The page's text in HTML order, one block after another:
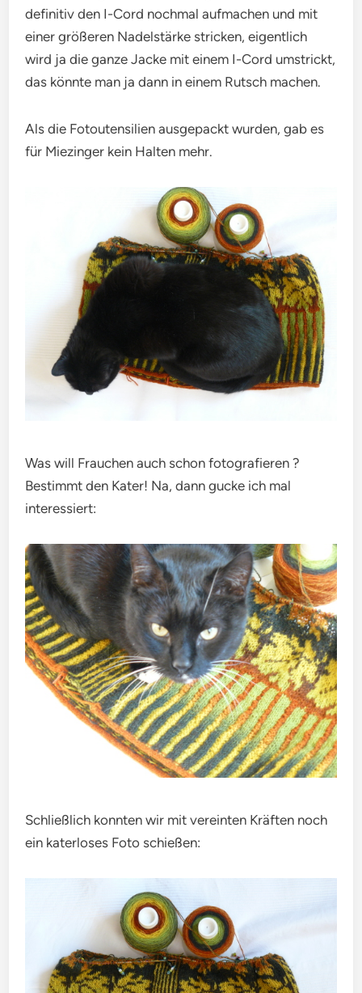
definitiv den I-Cord nochmal aufmachen und mit
einer größeren Nadelstärke stricken, eigentlich
wird ja die ganze Jacke mit einem I-Cord umstrickt,
das könnte man ja dann in einem Rutsch machen.
Als die Fotoutensilien ausgepackt wurden, gab es
für Miezinger kein Halten mehr.
Was will Frauchen auch schon fotografieren ?
Bestimmt den Kater! Na, dann gucke ich mal
interessiert:
Schließlich konnten wir mit vereinten Kräften noch
ein katerloses Foto schießen: